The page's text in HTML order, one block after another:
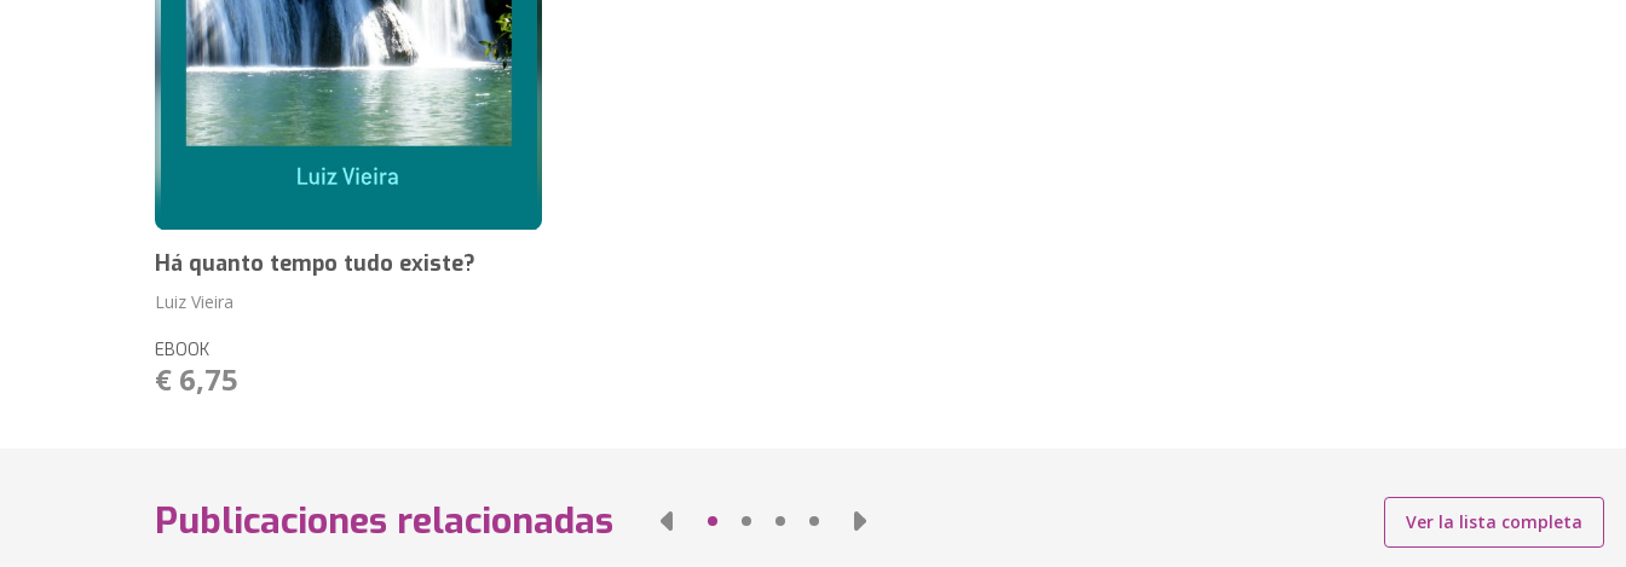
Há quanto tempo tudo existe?
Luiz Vieira
EBOOK
€ 6,75
Publicaciones relacionadas Ver la lista completa